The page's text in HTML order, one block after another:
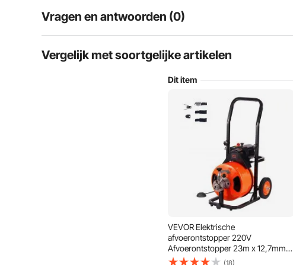
Moeiteloze bediening
Vragen en antwoorden (0)
Is het product duurzaam? ...
Vergelijk met soortgelijke artikelen
Dit item
VEVOR Elektrische
afvoerontstopper 220V
Afvoerontstopper 23m x 12,7mm
Stalen kabel Afvoerontstopper
(18)